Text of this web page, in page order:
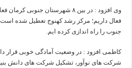
فعال داریم؛ مرکز رشد کهنوج تعطیل شده
جنوب را راه اندازی کرده ایم.
کاظمی افزود : در وضعیت آمادگی خوبی قرار
شرکت های نوآور، تشکیل شرکت های دانش